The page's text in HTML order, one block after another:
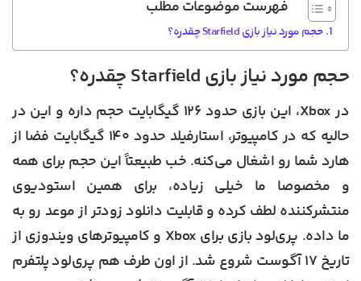
فهرست موضوعات مطلب
حجم مورد نیاز بازی Starfield چقدره؟
حجم مورد نیاز بازی Starfield چقدره؟
در Xbox، این بازی حدود ۱۲۶ گیگابایت حجم داره و این در
حالیه که در کامپیوتر، استارفیلد حدود ۱۴۰ گیگابایت فضا از
هارد شما رو اشغال می‌کنه. خب طبیعتاً این حجم برای همه
و مخصوصا ما خیلی زیاده، برای همین استودیوی
منتشرکننده لطف کرده و قابلیت دانلود زودتر از موعد رو به
ما داده. پری‌لود بازی برای Xbox و کامپیوترهای ویندوزی از
تاریخ ۱۷ آگوست شروع شد. از اون طرف هم پری‌لود پلتفرم